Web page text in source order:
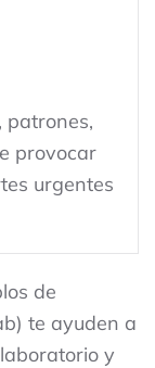
patrones,
provocar
urgentes
de
te ayuden a
y